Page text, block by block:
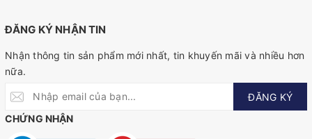
ĐĂNG KÝ NHẬN TIN
Nhận thông tin sản phẩm mới nhất, tin khuyến mãi và nhiều hơn
nữa.
ĐĂNG KÝ
CHỨNG NHẬN